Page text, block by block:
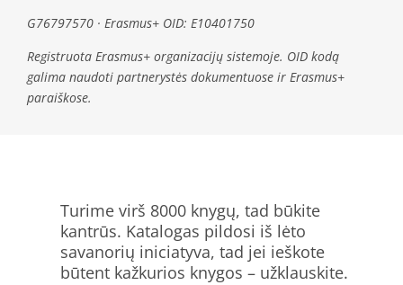
G76797570 · Erasmus+ OID: E10401750
Registruota Erasmus+ organizacijų sistemoje. OID kodą
galima naudoti partnerystės dokumentuose ir Erasmus+
paraiškose.
Turime virš 8000 knygų, tad būkite
kantrūs. Katalogas pildosi iš lėto
savanorių iniciatyva, tad jei ieškote
būtent kažkurios knygos – užklauskite.